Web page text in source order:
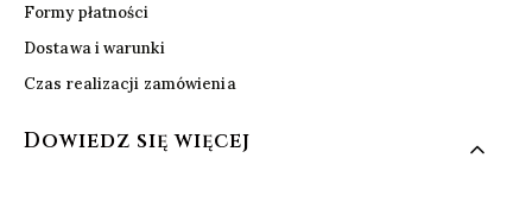
Formy płatności
Dostawa i warunki
Czas realizacji zamówienia
Dowiedz się więcej